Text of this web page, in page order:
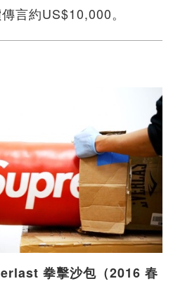
言約US$10,000。
拳擊沙包（2016 春